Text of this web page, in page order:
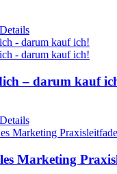
Details
– darum kauf
Details
Marketing